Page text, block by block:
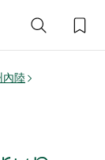
內陸